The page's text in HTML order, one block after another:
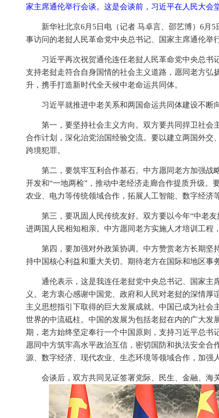
家主席通伦举行会谈。这是会谈前，习近平在人民大
新华社北京6月5日电（记者 马卓言、邵艺博）6月
事访问的老挝人民革命党中央总书记、国家主席通伦举
习近平再次祝贺通伦连任老挝人民革命党中央总
支持老挝走符合自身国情的社会主义道路，愿同老方
升，携手打造新时代全天候中老命运共同体。
习近平就推进中老关系和两国命运共同体建设不
第一，要坚持社会主义方向。双方要共同捍卫社
合作计划，深化治党治国经验交流。要以建立两国外交
跨境犯罪。
第二，要筑牢互利合作基石。中方愿同老方加强
开发和“一地两检”，推动中老经济走廊合作提质升级
农业、电力等传统领域合作，拓展人工智能、数字经
第三，要巩固人民传统友好。双方要以今年“中老
进两国人民相知相亲。中方愿同老方实施人才培训工程
第四，要加强对外政策协调。中方赞赏老方长期坚
持中国核心利益和重大关切。期待老方在国际和地区
通伦表示，这是我连任老挝党中央总书记、国家主
义。老方衷心感谢中国党、政府和人民对老挝的深情
主义思想指引下取得的巨大发展成就。中国已成为社
世界的中流砥柱。中国的发展为包括老挝在内的广大
期，老方始终坚定奉行一个中国原则，支持习近平总
愿同中方筑牢高水平政治互信，密切国防和执法安全
源、数字经济、现代农业、生态环境等领域合作，加
会谈后，双方共同见证签署党际、民生、金融、海